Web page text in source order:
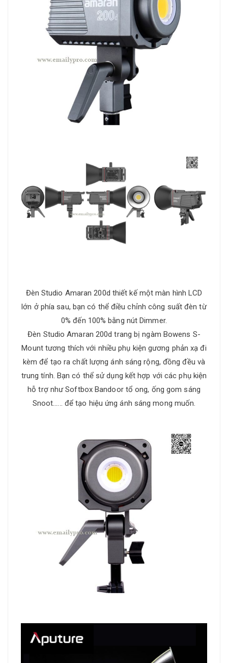
Đèn Studio Amaran 200d thiết kế một màn hình LCD
lớn ở phía sau, bạn có thể điều chỉnh công suất đèn từ
0% đến 100% bằng nút Dimmer.
Đèn Studio Amaran 200d trang bị ngàm Bowens S-
Mount tương thích với nhiều phụ kiện gương phản xạ đi
kèm để tạo ra chất lượng ánh sáng rộng, đồng đều và
trung tính. Bạn có thể sử dụng kết hợp với các phụ kiện
hỗ trợ như Softbox Bandoor tổ ong, ống gom sáng
Snoot...... để tạo hiệu ứng ánh sáng mong muốn.